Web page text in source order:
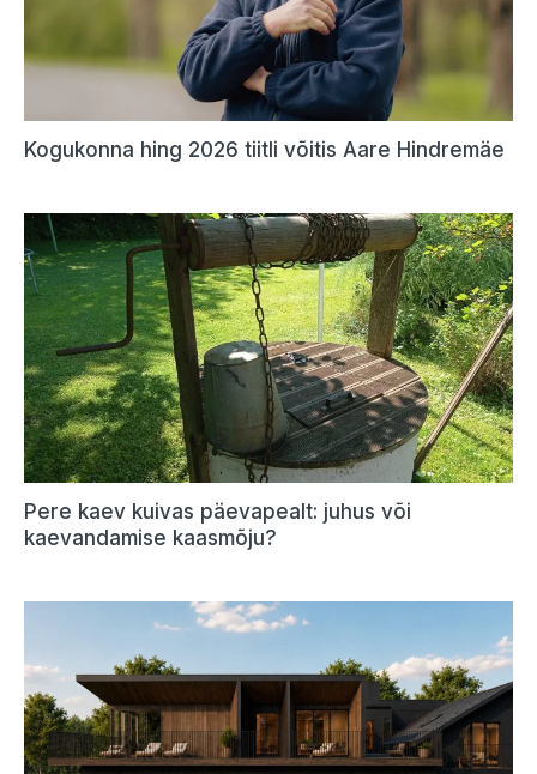
Kogukonna hing 2026 tiitli võitis Aare Hindremäe
Pere kaev kuivas päevapealt: juhus või
kaevandamise kaasmõju?